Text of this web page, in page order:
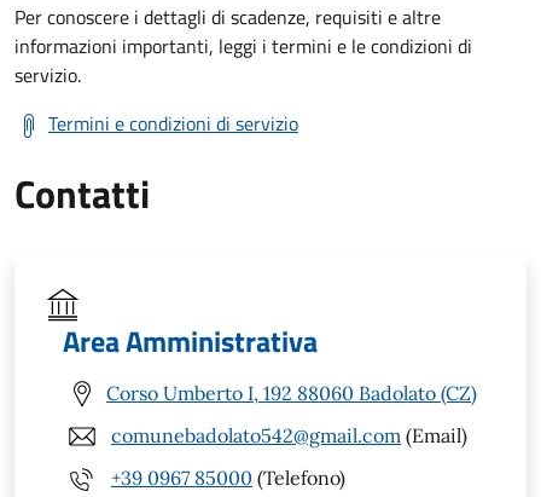
Per conoscere i dettagli di scadenze, requisiti e altre
informazioni importanti, leggi i termini e le condizioni di
servizio.
Termini e condizioni di servizio
Contatti
Area Amministrativa
Corso Umberto I, 192 88060 Badolato (CZ)
comunebadolato542@gmail.com (Email)
+39 0967 85000 (Telefono)